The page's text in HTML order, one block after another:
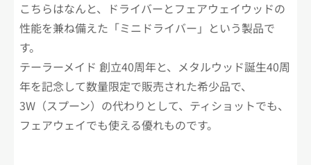
こちらはなんと、ドライバーとフェアウェイウッドの
性能を兼ね備えた「ミニドライバー」という製品で
す。
テーラーメイド 創立40周年と、メタルウッド誕生40周
年を記念して数量限定で販売された希少品で、
3W（スプーン）の代わりとして、ティショットでも、
フェアウェイでも使える優れものです。